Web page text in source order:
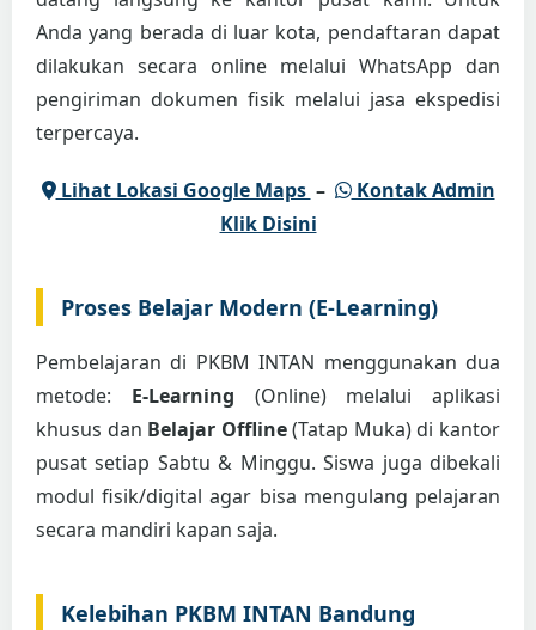
Anda yang berada di luar kota, pendaftaran dapat
dilakukan secara online melalui WhatsApp dan
pengiriman dokumen fisik melalui jasa ekspedisi
terpercaya.
Lihat Lokasi Google Maps –
Kontak Admin
Klik Disini
Proses Belajar Modern (E-Learning)
Pembelajaran di PKBM INTAN menggunakan dua
metode: E-Learning (Online) melalui aplikasi
khusus dan Belajar Offline(Tatap Muka) di kantor
pusat setiap Sabtu & Minggu. Siswa juga dibekali
modul fisik/digital agar bisa mengulang pelajaran
secara mandiri kapan saja.
Kelebihan PKBM INTAN Bandung